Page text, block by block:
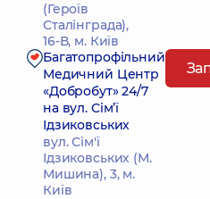
(Героїв
Сталінграда),
16-В, м. Київ
Багатопрофільний
Медичний Центр
«Добробут» 24/7
на вул. Сім’ї
Ідзиковських
вул. Сім'ї
Ідзиковських (М.
Мишина), 3, м.
Київ